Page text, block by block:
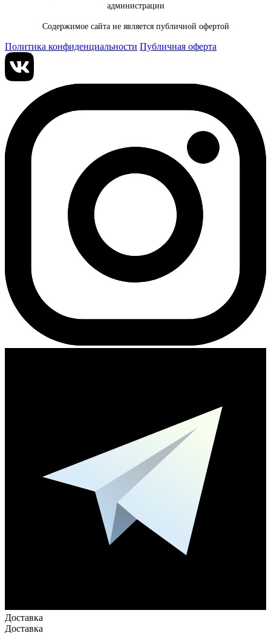
администрации
Содержимое сайта не является публичной офертой
Политика конфиденциальности Публичная оферта
Доставка
Доставка